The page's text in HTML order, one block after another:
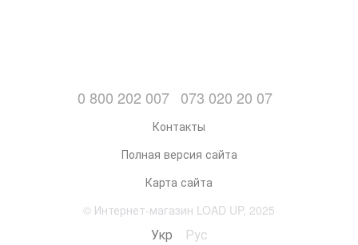
0 800 202 007 073 020 20 07
Контакты
Полная версия сайта
Карта сайта
© Интернет-магазин LOAD UP, 2025
Укр Рус